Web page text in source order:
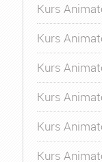
Kurs
Kurs
Kurs
Kurs
Kurs
Kurs